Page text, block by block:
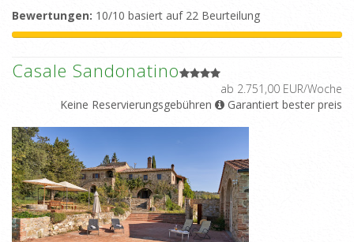
Bewertungen: 10/10 basiert auf 22 Beurteilung
Casale Sandonatino
ab 2.751,00 EUR/Woche
Keine Reservierungsgebühren
Garantiert bester preis